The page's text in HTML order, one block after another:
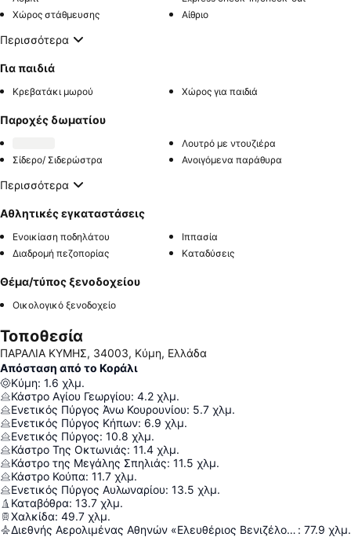
Χώρος στάθμευσης
Αίθριο
Περισσότερα
Για παιδιά
Κρεβατάκι μωρού Χώρος για παιδιά
Παροχές δωματίου
Λουτρό με ντουζιέρα
Σίδερο/ Σιδερώστρα
Ανοιγόμενα παράθυρα
Περισσότερα
Αθλητικές εγκαταστάσεις
Ενοικίαση ποδηλάτου
Ιππασία
Διαδρομή πεζοπορίας
Καταδύσεις
Θέμα/τύπος ξενοδοχείου
Οικολογικό ξενοδοχείο
Τοποθεσία
ΠΑΡΑΛΙΑ ΚΥΜΗΣ, 34003, Κύμη, Ελλάδα
Απόσταση από το Κοράλι
Κύμη: 1.6 χλμ.
Κάστρο Αγίου Γεωργίου: 4.2 χλμ.
Ενετικός Πύργος Άνω Κουρουνίου: 5.7 χλμ.
Ενετικός Πύργος Κήπων: 6.9 χλμ.
Ενετικός Πύργος: 10.8 χλμ.
Κάστρο Της Οκτωνιάς: 11.4 χλμ.
Κάστρο της Μεγάλης Σπηλιάς: 11.5 χλμ.
Κάστρο Κούπα: 11.7 χλμ.
Ενετικός Πύργος Αυλωναρίου: 13.5 χλμ.
Καταβόθρα: 13.7 χλμ.
Χαλκίδα: 49.7 χλμ.
Διεθνής Αερολιμένας Αθηνών «Ελευθέριος Βενιζέλος» : 77.9 χλμ.